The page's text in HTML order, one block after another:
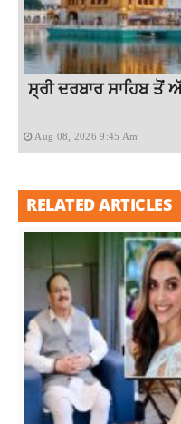
ਸ੍ਰੀ ਦਰਬਾਰ ਸਾਹਿਬ ਤੋਂ
Aug 08, 2026 9:45 Am
RELATED ARTICLES